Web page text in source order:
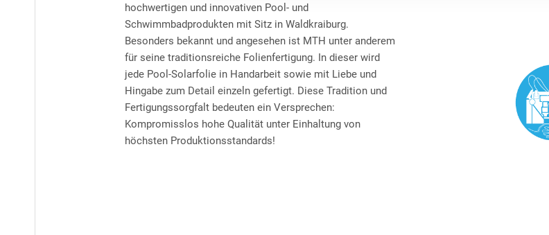
hochwertigen und innovativen Pool- und
Schwimmbadprodukten mit Sitz in Waldkraiburg.
Besonders bekannt und angesehen ist MTH unter anderem
für seine traditionsreiche Folienfertigung. In dieser wird
jede Pool-Solarfolie in Handarbeit sowie mit Liebe und
Hingabe zum Detail einzeln gefertigt. Diese Tradition und
Fertigungssorgfalt bedeuten ein Versprechen:
Kompromisslos hohe Qualität unter Einhaltung von
höchsten Produktionsstandards!